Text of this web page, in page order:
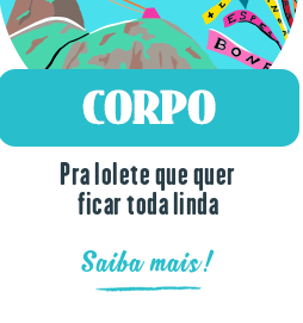
Pra lolete que quer
ficar toda linda
Saiba mais!